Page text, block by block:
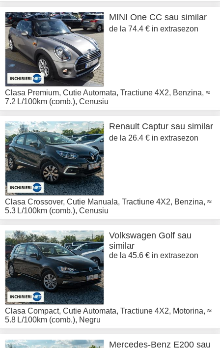
MINI One CC sau similar
de la 74.4 € in extrasezon
Clasa Premium, Cutie Automata, Tractiune 4X2, Benzina, ≈
7.2 L/100km (comb.), Cenusiu
Renault Captur sau similar
de la 26.4 € in extrasezon
Clasa Crossover, Cutie Manuala, Tractiune 4X2, Benzina, ≈
5.3 L/100km (comb.), Cenusiu
Volkswagen Golf sau
similar
de la 45.6 € in extrasezon
Clasa Compact, Cutie Automata, Tractiune 4X2, Motorina, ≈
5.8 L/100km (comb.), Negru
Mercedes-Benz E200 sau